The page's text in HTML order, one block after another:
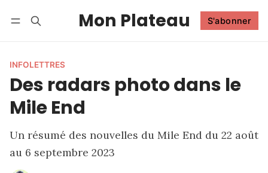
Mon Plateau S'abonner
INFOLETTRES
Des radars photo dans le
Mile End
Un résumé des nouvelles du Mile End du 22 août
au 6 septembre 2023